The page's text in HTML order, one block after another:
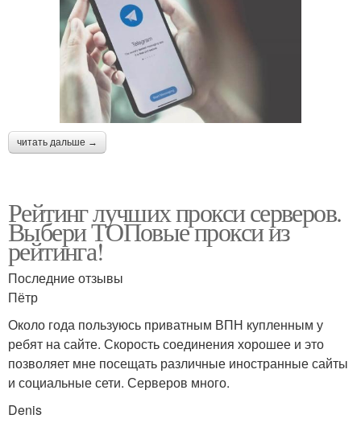
читать дальше →
Рейтинг лучших прокси серверов.
Выбери ТОПовые прокси из
рейтинга!
Последние отзывы
Пётр
Около года пользуюсь приватным ВПН купленным у
ребят на сайте. Скорость соединения хорошее и это
позволяет мне посещать различные иностранные сайты
и социальные сети. Серверов много.
Denis